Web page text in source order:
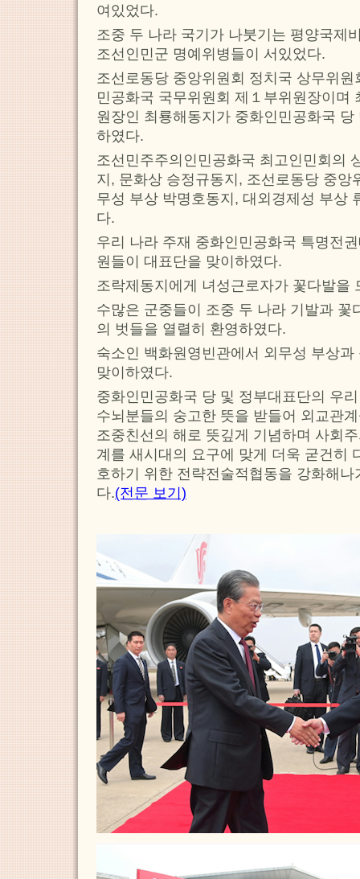
여있었다.
조중 두 나라 국기가 나붓기는 평양국제
조선인민군 명예위병들이 서있었다.
조선로동당 중앙위원회 정치국 상무위
민공화국 국무위원회 제１부위원장이며
원장인 최룡해동지가 중화인민공화국
하였다.
조선민주주의인민공화국 최고인민회의
지, 문화상 승정규동지, 조선로동당 중앙
무성 부상 박명호동지, 대외경제성 부상
다.
우리 나라 주재 중화인민공화국 특명전
원들이 대표단을 맞이하였다.
조락제동지에게 녀성근로자가 꽃다발을
수많은 군중들이 조중 두 나라 기발과 꽃
의 벗들을 열렬히 환영하였다.
숙소인 백화원영빈관에서 외무성 부상
맞이하였다.
중화인민공화국 당 및 정부대표단의 우
수뇌분들의 숭고한 뜻을 받들어 외교관
조중친선의 해로 뜻깊게 기념하며 사회
계를 새시대의 요구에 맞게 더욱 굳건히
호하기 위한 전략전술적협동을 강화해
다.(전문 보기)